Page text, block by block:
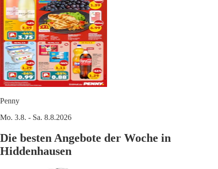
Penny
Mo. 3.8. - Sa. 8.8.2026
Die besten Angebote der Woche in
Hiddenhausen